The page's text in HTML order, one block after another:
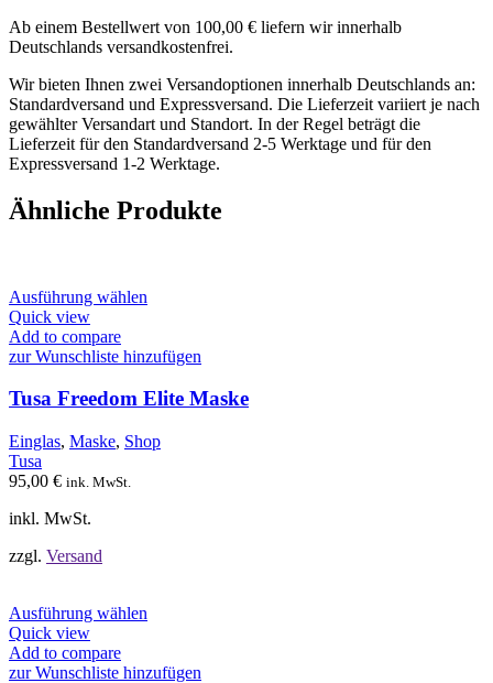
Ab einem Bestellwert von 100,00 € liefern wir innerhalb
Deutschlands versandkostenfrei.
Wir bieten Ihnen zwei Versandoptionen innerhalb Deutschlands an:
Standardversand und Expressversand. Die Lieferzeit variiert je nach
gewählter Versandart und Standort. In der Regel beträgt die
Lieferzeit für den Standardversand 2-5 Werktage und für den
Expressversand 1-2 Werktage.
Ähnliche Produkte
Ausführung wählen
mehrere
auf.
Optionen
können
Quick view
Add to compare
zur Wunschliste hinzufügen
Tusa Freedom Elite Maske
Einglas, Maske, Shop
Tusa
95,00 € ink. MwSt.
inkl. MwSt.
zzgl. Versand
Ausführung wählen
mehrere
Quick view
Add to compare
zur Wunschliste hinzufügen